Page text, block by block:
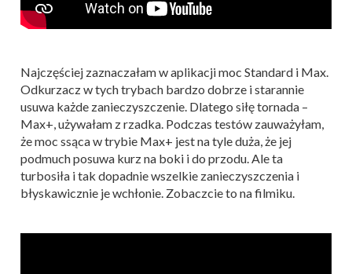
Najczęściej zaznaczałam w aplikacji moc Standard i Max.
Odkurzacz w tych trybach bardzo dobrze i starannie
usuwa każde zanieczyszczenie. Dlatego siłę tornada –
Max+, używałam z rzadka. Podczas testów zauważyłam,
że moc ssąca w trybie Max+ jest na tyle duża, że jej
podmuch posuwa kurz na boki i do przodu. Ale ta
turbosiła i tak dopadnie wszelkie zanieczyszczenia i
błyskawicznie je wchłonie. Zobaczcie to na filmiku.